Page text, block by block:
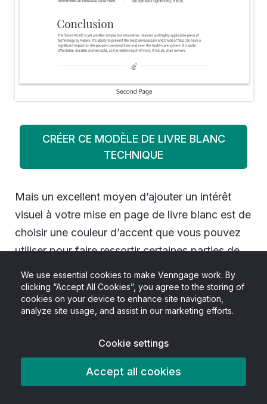
We use essential cookies to make Venngage work. By
clicking “Accept All Cookies”, you agree to the storing of
cookies on your device to enhance site navigation,
analyze site usage, and assist in our marketing efforts.
Cookie settings
Accept all cookies
CRÉER CE MODÈLE DE LIVRE BLANC
TECHNIQUE
Mais un excellent moyen d’ajouter un intérêt
visuel à votre mise en page de livre blanc est de
choisir une couleur d’accent que vous pouvez
utiliser pour faire ressortir certaines parties de
blanc sur le marketing de contenu met en
contraste deux accents bleus d’entreprise :